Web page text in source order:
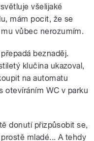
všelijaké
mám pocit, že se
vůbec nerozumím.
beznaděj.
klučina ukazoval,
na automatu
otevíráním WC v parku
donutí přizpůsobit se,
mladé... A tehdy